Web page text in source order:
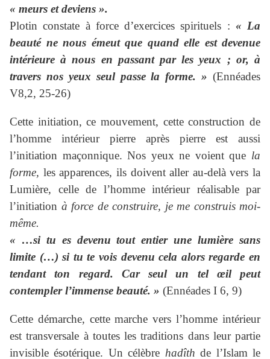
« meurs et deviens ».
Plotin constate à force d’exercices spirituels : « La
beauté ne nous émeut que quand elle est devenue
intérieure à nous en passant par les yeux ; or, à
travers nos yeux seul passe la forme. » (Ennéades
V8,2, 25-26)
Cette initiation, ce mouvement, cette construction de
l’homme intérieur pierre après pierre est aussi
l’initiation maçonnique. Nos yeux ne voient que la
forme, les apparences, ils doivent aller au-delà vers la
Lumière, celle de l’homme intérieur réalisable par
l’initiation à force de construire, je me construis moi-
même.
« …si tu es devenu tout entier une lumière sans
limite (…) si tu te vois devenu cela alors regarde en
tendant ton regard. Car seul un tel œil peut
contempler l’immense beauté. » (Ennéades I 6, 9)
Cette démarche, cette marche vers l’homme intérieur
est transversale à toutes les traditions dans leur partie
invisible ésotérique. Un célèbre hadîthde l’Islam le